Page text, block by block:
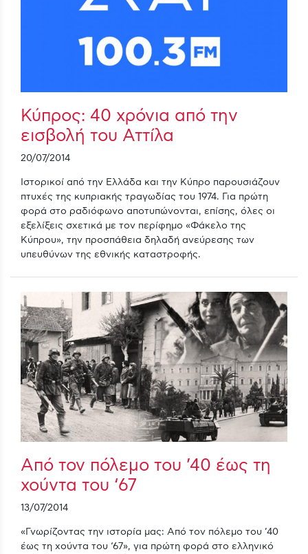
Κύπρος: 40 χρόνια από την
εισβολή του Αττίλα
20/07/2014
Ιστορικοί από την Ελλάδα και την Κύπρο παρουσιάζουν
πτυχές της κυπριακής τραγωδίας του 1974. Για πρώτη
φορά στο ραδιόφωνο αποτυπώνονται, επίσης, όλες οι
εξελίξεις σχετικά με τον περίφημο «Φάκελο της
Κύπρου», την προσπάθεια δηλαδή ανεύρεσης των
υπευθύνων της εθνικής καταστροφής.
Από τον πόλεμο του ’40 έως τη
χούντα του ‘67
13/07/2014
«Γνωρίζοντας την ιστορία μας: Από τον πόλεμο του ’40
έως τη χούντα του ‘67», για πρώτη φορά στο ελληνικό